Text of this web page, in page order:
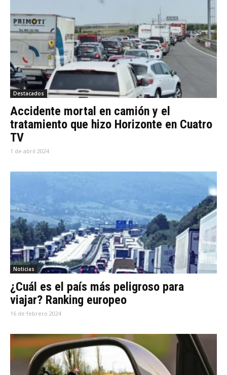
Destacados
Accidente mortal en camión y el
tratamiento que hizo Horizonte en Cuatro
TV
1 de abril 2024
Noticias
¿Cuál es el país más peligroso para
viajar? Ranking europeo
16 de febrero 2024